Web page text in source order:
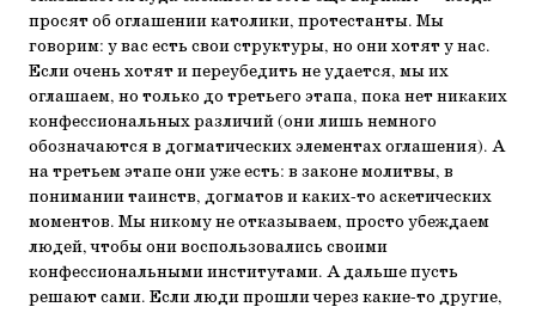
просят об оглашении католики, протестанты. Мы
говорим: у вас есть свои структуры, но они хотят у нас.
Если очень хотят и переубедить не удается, мы их
оглашаем, но только до третьего этапа, пока нет никаких
конфессиональных различий (они лишь немного
обозначаются в догматических элементах оглашения). А
на третьем этапе они уже есть: в законе молитвы, в
понимании таинств, догматов и каких-то аскетических
моментов. Мы никому не отказываем, просто убеждаем
людей, чтобы они воспользовались своими
конфессиональными институтами. А дальше пусть
решают сами. Если люди прошли через какие-то другие,